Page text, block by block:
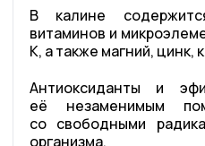
В калине
витаминов и
K, а также магний, цинк,
Антиоксиданты и
её незаменимым
со свободными
организма.